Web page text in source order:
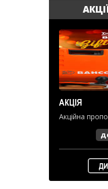
АКЦІЯ
Акційна